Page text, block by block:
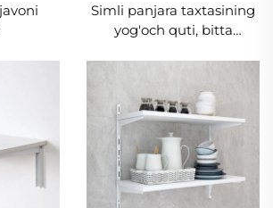
Simli panjara taxtasining
yog'och quti, bitta